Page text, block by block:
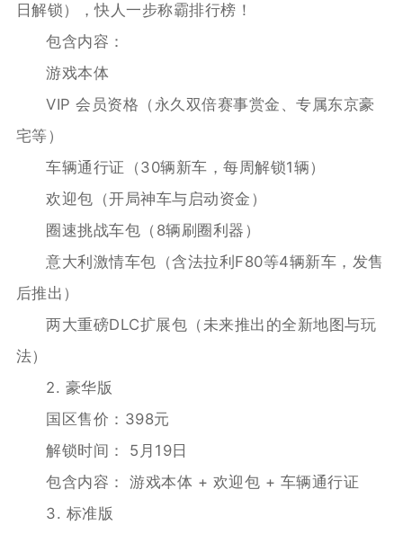
日解锁），快人一步称霸排行榜！
包含内容：
游戏本体
VIP 会员资格（永久双倍赛事赏金、专属东京豪
宅等）
车辆通行证（30辆新车，每周解锁1辆）
欢迎包（开局神车与启动资金）
圈速挑战车包（8辆刷圈利器）
意大利激情车包（含法拉利F80等4辆新车，发售
后推出）
两大重磅DLC扩展包（未来推出的全新地图与玩
法）
2. 豪华版
国区售价：398元
解锁时间： 5月19日
包含内容： 游戏本体 + 欢迎包 + 车辆通行证
3. 标准版